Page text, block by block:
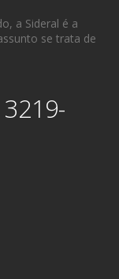
a Sideral é a
se trata de